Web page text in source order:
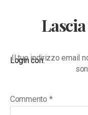
Login con:
Il tuo indirizzo email
Commento *